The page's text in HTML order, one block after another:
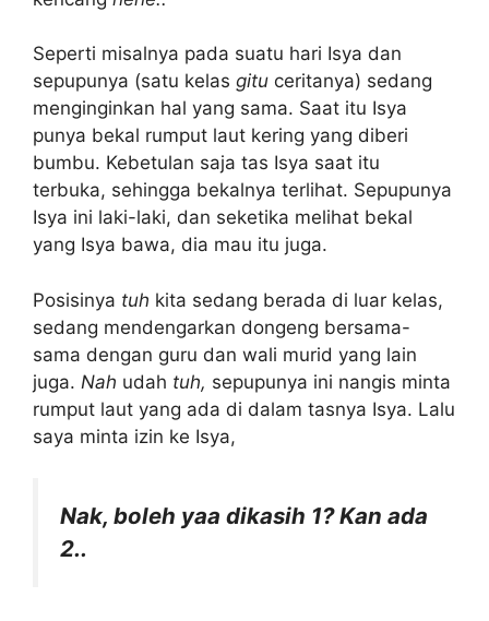
Seperti misalnya pada suatu hari Isya dan
sepupunya (satu kelas gitu ceritanya) sedang
menginginkan hal yang sama. Saat itu Isya
punya bekal rumput laut kering yang diberi
bumbu. Kebetulan saja tas Isya saat itu
terbuka, sehingga bekalnya terlihat. Sepupunya
Isya ini laki-laki, dan seketika melihat bekal
yang Isya bawa, dia mau itu juga.
Posisinya tuh kita sedang berada di luar kelas,
sedang mendengarkan dongeng bersama-
sama dengan guru dan wali murid yang lain
juga. Nah udah tuh, sepupunya ini nangis minta
rumput laut yang ada di dalam tasnya Isya. Lalu
saya minta izin ke Isya,
Nak, boleh yaa dikasih 1? Kan ada
2..